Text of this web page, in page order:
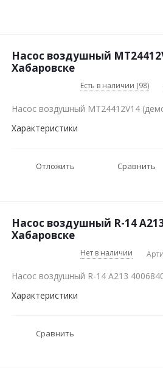
Насос воздушный
Хабаровске
Есть в наличии (98)
Насос воздушный MT24412V14
Характеристики
Отложить Сравнить
Насос воздушный R-14
Хабаровске
Нет в наличии
Насос воздушный R-14 A213
Характеристики
Сравнить